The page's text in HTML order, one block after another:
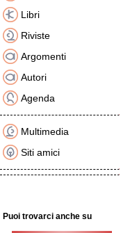
Libri
Riviste
Argomenti
Autori
Agenda
Multimedia
Siti amici
Puoi trovarci anche su